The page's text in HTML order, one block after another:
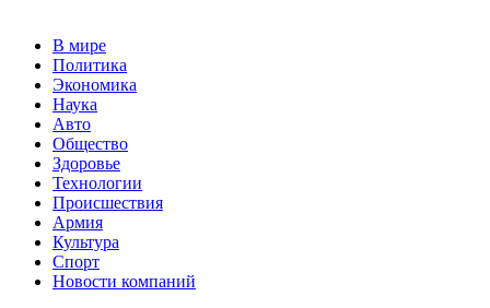
В мире
Политика
Экономика
Наука
Авто
Общество
Здоровье
Технологии
Происшествия
Армия
Культура
Спорт
Новости компаний